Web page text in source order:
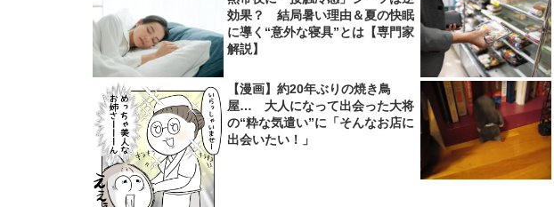
効果？ 結局暑い理由＆夏の快眠
に導く“意外な寝具”とは【専門家
解説】
【漫画】約20年ぶりの焼き鳥
屋… 大人になって出会った大将
の“粋な気遣い”に「そんなお店に
出会いたい！」